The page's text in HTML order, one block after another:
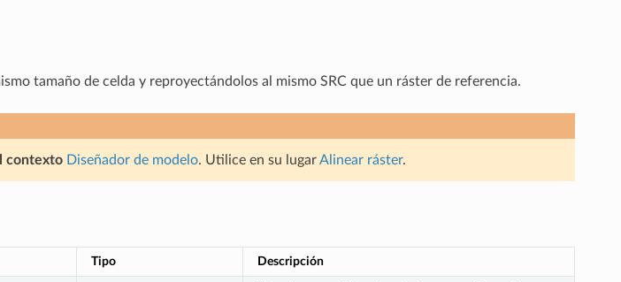
tamaño de celda y reproyectándolos al mismo SRC que un ráster de referencia.
contexto Diseñador de modelo. Utilice en su lugarAlinear ráster.
Tipo Descripción